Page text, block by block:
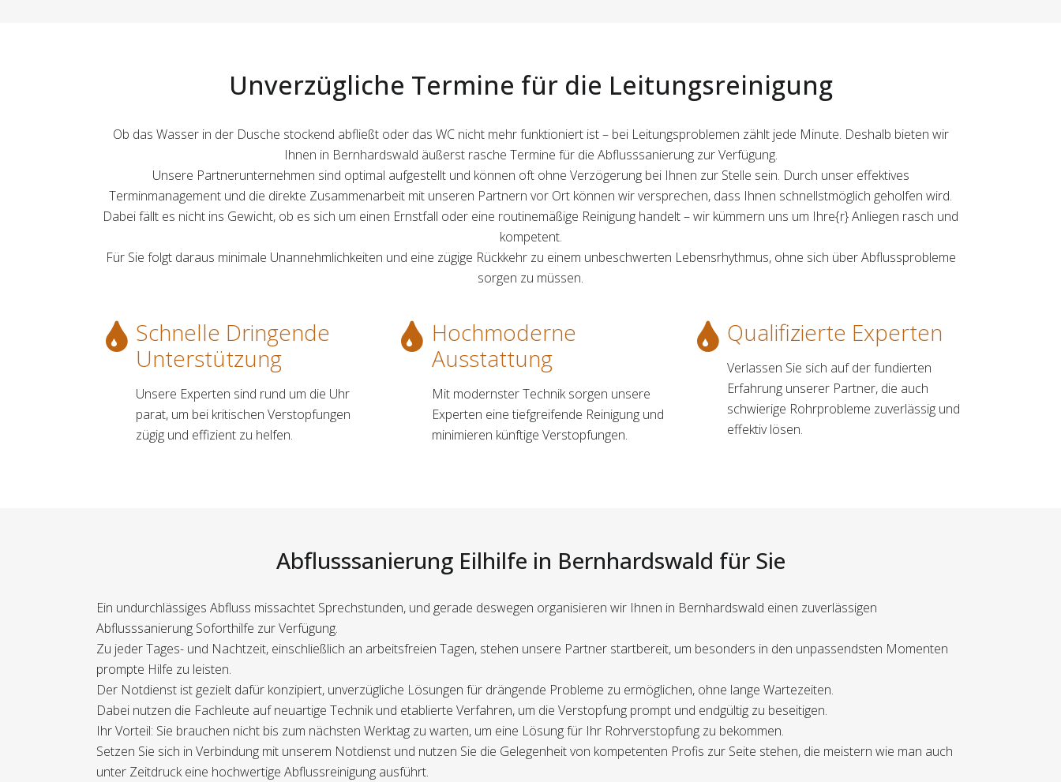
Unverzügliche Termine für die Leitungsreinigung
Ob das Wasser in der Dusche stockend abfließt oder das WC nicht mehr funktioniert ist – bei Leitungsproblemen zählt jede Minute. Deshalb bieten wir
Ihnen in Bernhardswald äußerst rasche Termine für die Abflusssanierung zur Verfügung.
Unsere Partnerunternehmen sind optimal aufgestellt und können oft ohne Verzögerung bei Ihnen zur Stelle sein. Durch unser effektives
Terminmanagement und die direkte Zusammenarbeit mit unseren Partnern vor Ort können wir versprechen, dass Ihnen schnellstmöglich geholfen wird.
Dabei fällt es nicht ins Gewicht, ob es sich um einen Ernstfall oder eine routinemäßige Reinigung handelt – wir kümmern uns um Ihre{r} Anliegen rasch und
kompetent.
Für Sie folgt daraus minimale Unannehmlichkeiten und eine zügige Rückkehr zu einem unbeschwerten Lebensrhythmus, ohne sich über Abflussprobleme
sorgen zu müssen.
Schnelle Dringende
Unterstützung
Unsere Experten sind rund um die Uhr
parat, um bei kritischen Verstopfungen
zügig und effizient zu helfen.
Hochmoderne
Ausstattung
Mit modernster Technik sorgen unsere
Experten eine tiefgreifende Reinigung und
minimieren künftige Verstopfungen.
Qualifizierte Experten
Verlassen Sie sich auf der fundierten
Erfahrung unserer Partner, die auch
schwierige Rohrprobleme zuverlässig und
effektiv lösen.
Abflusssanierung Eilhilfe in Bernhardswald für Sie
Ein undurchlässiges Abfluss missachtet Sprechstunden, und gerade deswegen organisieren wir Ihnen in Bernhardswald einen zuverlässigen
Abflusssanierung Soforthilfe zur Verfügung.
Zu jeder Tages- und Nachtzeit, einschließlich an arbeitsfreien Tagen, stehen unsere Partner startbereit, um besonders in den unpassendsten Momenten
prompte Hilfe zu leisten.
Der Notdienst ist gezielt dafür konzipiert, unverzügliche Lösungen für drängende Probleme zu ermöglichen, ohne lange Wartezeiten.
Dabei nutzen die Fachleute auf neuartige Technik und etablierte Verfahren, um die Verstopfung prompt und endgültig zu beseitigen.
Ihr Vorteil: Sie brauchen nicht bis zum nächsten Werktag zu warten, um eine Lösung für Ihr Rohrverstopfung zu bekommen.
Setzen Sie sich in Verbindung mit unserem Notdienst und nutzen Sie die Gelegenheit von kompetenten Profis zur Seite stehen, die meistern wie man auch
unter Zeitdruck eine hochwertige Abflussreinigung ausführt.